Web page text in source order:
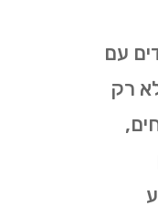
עם
רק